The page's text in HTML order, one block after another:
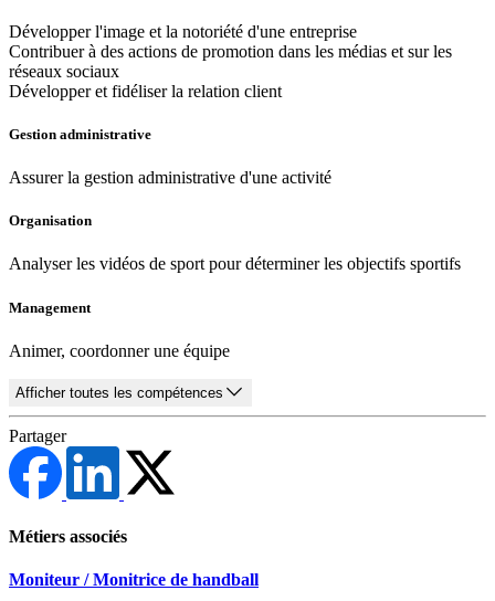
Développer l'image et la notoriété d'une entreprise
Contribuer à des actions de promotion dans les médias et sur les
réseaux sociaux
Développer et fidéliser la relation client
Gestion administrative
Assurer la gestion administrative d'une activité
Organisation
Analyser les vidéos de sport pour déterminer les objectifs sportifs
Management
Animer, coordonner une équipe
Afficher toutes les compétences
Partager
Métiers associés
Moniteur / Monitrice de handball